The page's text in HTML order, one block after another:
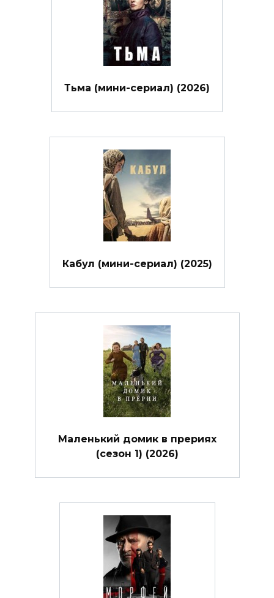
Тьма (мини-сериал) (2026)
Кабул (мини-сериал) (2025)
Маленький домик в прериях
(сезон 1) (2026)